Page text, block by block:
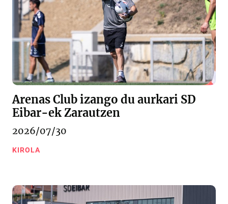
Arenas Club izango du aurkari SD
Eibar-ek Zarautzen
2026/07/30
KIROLA